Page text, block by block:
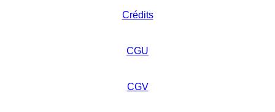
Crédits
CGU
CGV